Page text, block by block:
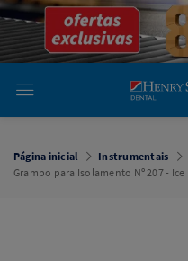
emDental
Cremer -
Henry Schein
Laboratório
Laboratório
Cremer -
Henry Schein
Página inicial Instrumentais
Grampo para Isolamento Nº 207 - Ice